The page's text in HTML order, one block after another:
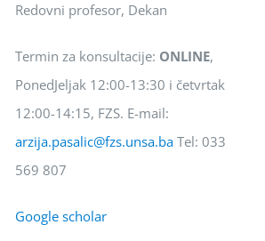
Redovni profesor, Dekan
Termin za konsultacije: ONLINE,
PonedJeljak 12:00-13:30 i četvrtak
12:00-14:15, FZS. E-mail:
arzija.pasalic@fzs.unsa.ba Tel: 033
569 807
Google scholar